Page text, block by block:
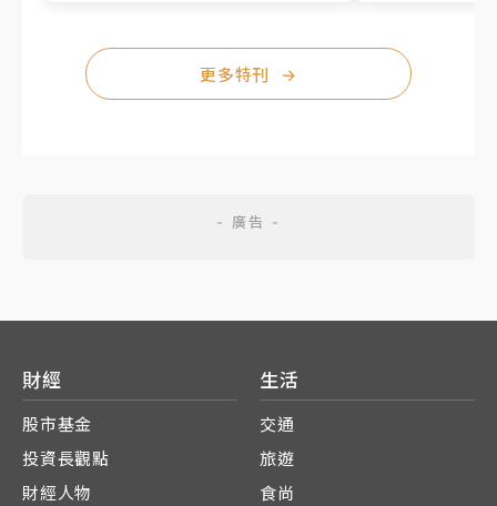
更多特刊 →
財經
股市基金
投資長觀點
財經人物
生活
交通
旅遊
食尚